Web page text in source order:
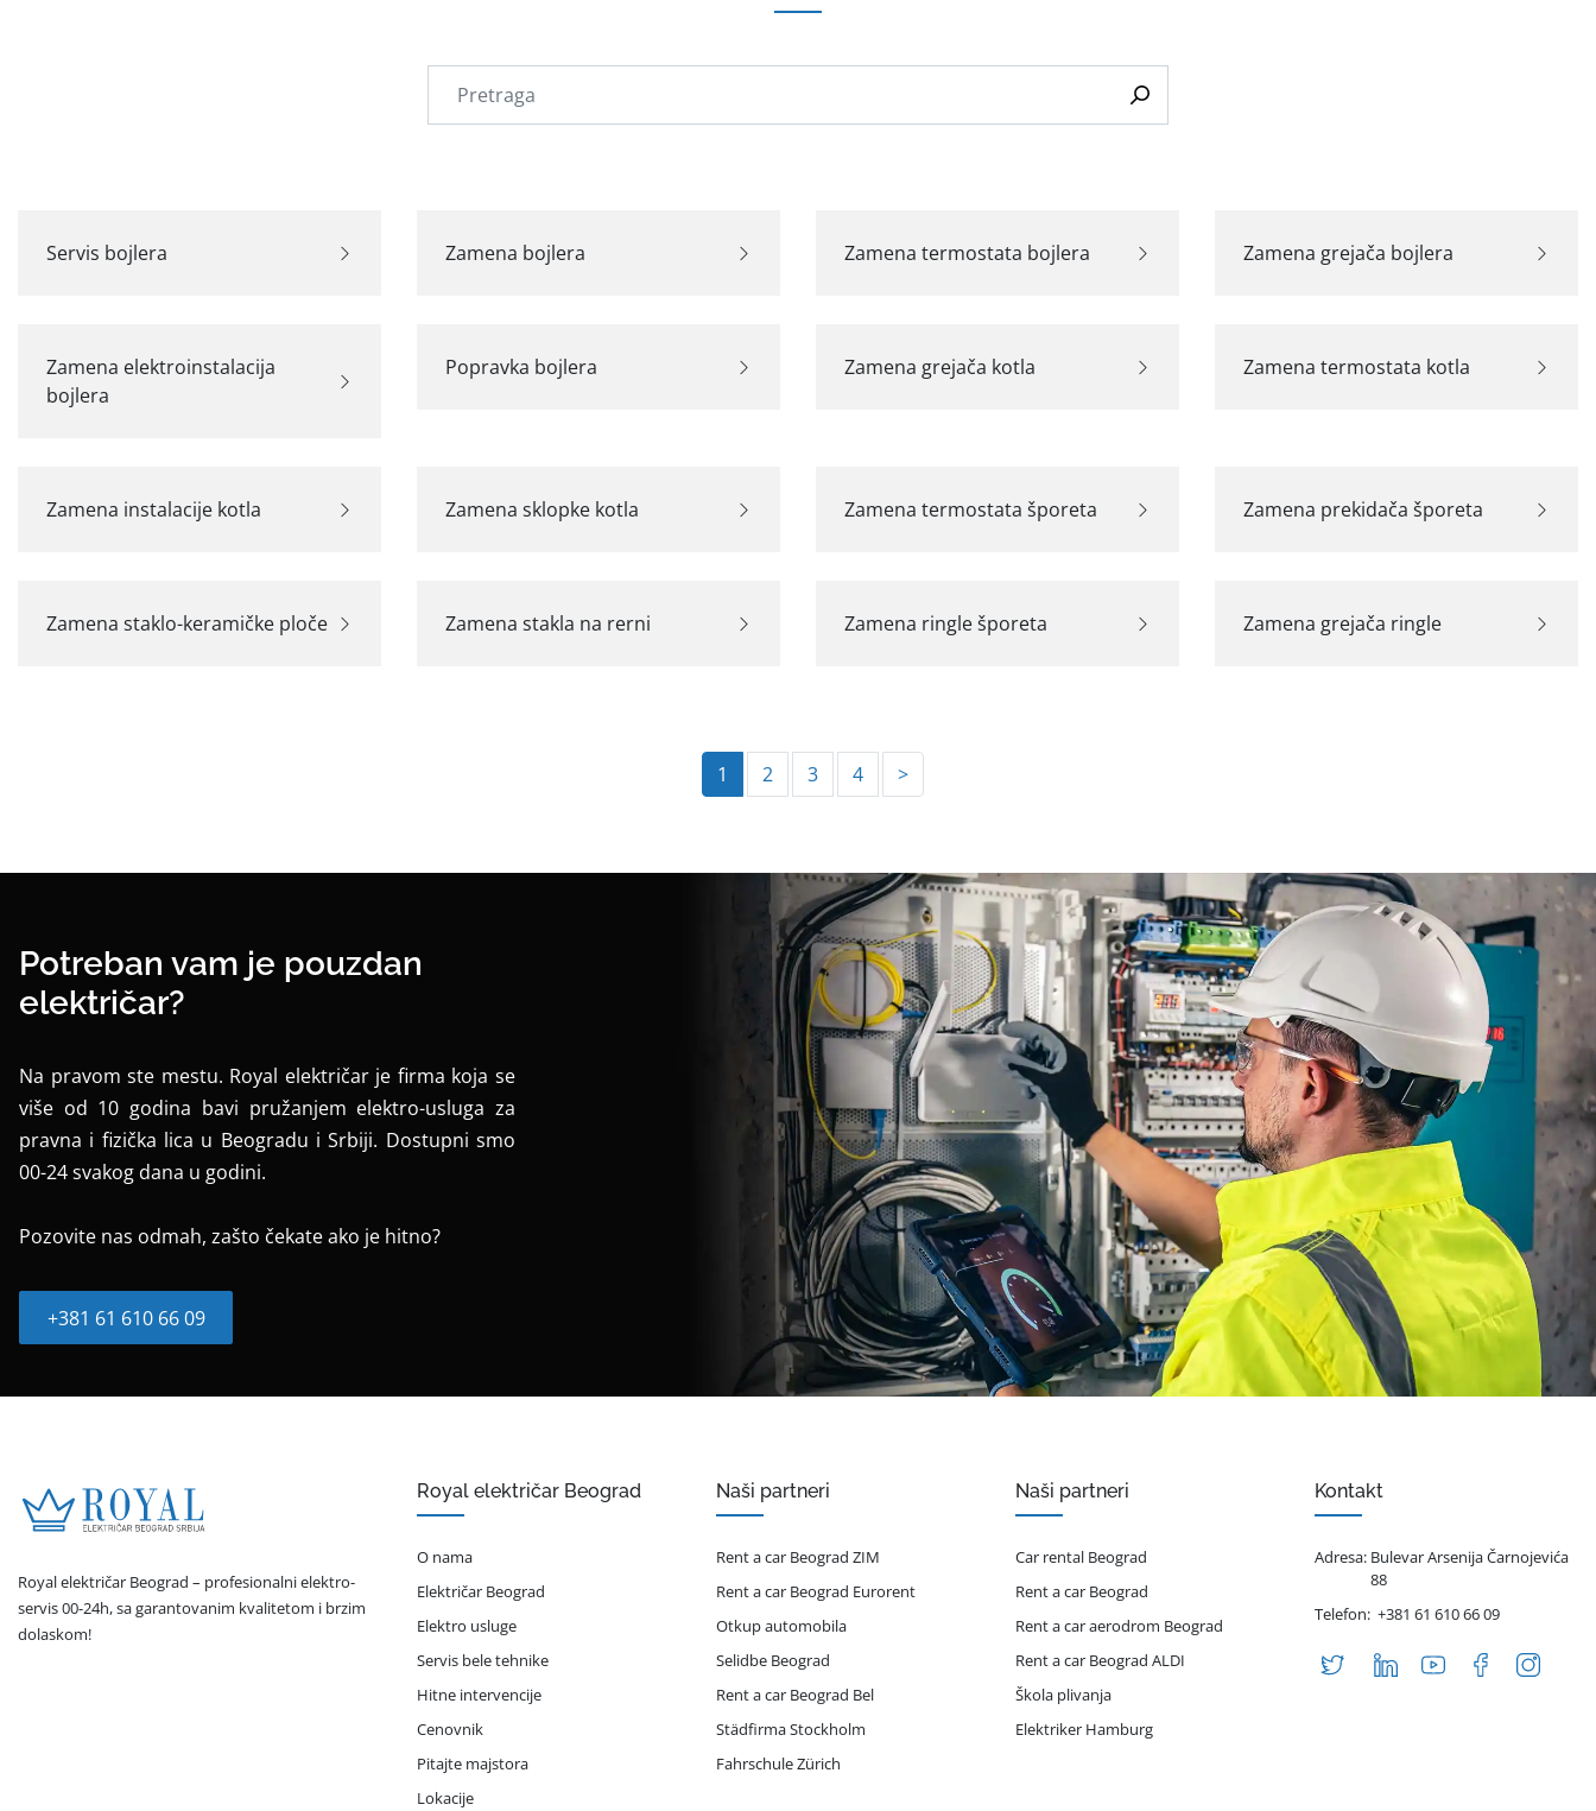
Servis bojlera Zamena bojlera Zamena termostata bojlera Zamena grejača bojlera
Zamena elektroinstalacija
bojlera
Popravka bojlera Zamena grejača kotla Zamena termostata kotla
Zamena instalacije kotla Zamena sklopke kotla Zamena termostata šporeta Zamena prekidača šporeta
Zamena staklo-keramičke ploče Zamena stakla na rerni Zamena ringle šporeta Zamena grejača ringle
1 2 3 4 >
Potreban vam je pouzdan
električar?
Na pravom ste mestu. Royal električar je firma koja se
više od 10 godina bavi pružanjem elektro-usluga za
pravna i fizička lica u Beogradu i Srbiji. Dostupni smo
00-24 svakog dana u godini.
Pozovite nas odmah, zašto čekate ako je hitno?
+381 61 610 66 09
Royal električar Beograd – profesionalni elektro-
servis 00-24h, sa garantovanim kvalitetom i brzim
dolaskom!
Royal električar Beograd
O nama
Električar Beograd
Elektro usluge
Servis bele tehnike
Hitne intervencije
Cenovnik
Pitajte majstora
Lokacije
Naši partneri
Rent a car Beograd ZIM
Rent a car Beograd Eurorent
Otkup automobila
Selidbe Beograd
Rent a car Beograd Bel
Städfirma Stockholm
Fahrschule Zürich
Naši partneri
Car rental Beograd
Rent a car Beograd
Rent a car aerodrom Beograd
Rent a car Beograd ALDI
Škola plivanja
Elektriker Hamburg
Kontakt
Adresa: Bulevar Arsenija Čarnojevića
88
Telefon: +381 61 610 66 09